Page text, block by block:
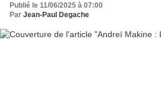
Publié le 11/06/2025 à 07:00
Par Jean-Paul Degache